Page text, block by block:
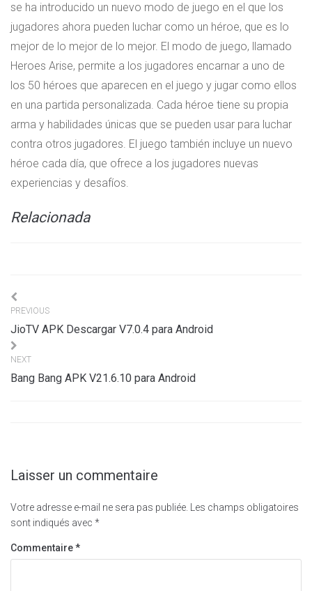
se ha introducido un nuevo modo de juego en el que los
jugadores ahora pueden luchar como un héroe, que es lo
mejor de lo mejor de lo mejor. El modo de juego, llamado
Heroes Arise, permite a los jugadores encarnar a uno de
los 50 héroes que aparecen en el juego y jugar como ellos
en una partida personalizada. Cada héroe tiene su propia
arma y habilidades únicas que se pueden usar para luchar
contra otros jugadores. El juego también incluye un nuevo
héroe cada día, que ofrece a los jugadores nuevas
experiencias y desafíos.
Relacionada
Navigation
de
l’article
PREVIOUS
JioTV APK Descargar V7.0.4 para Android
NEXT
Bang Bang APK V21.6.10 para Android
Laisser un commentaire
Votre adresse e-mail ne sera pas publiée. Les champs obligatoires
sont indiqués avec *
Commentaire*